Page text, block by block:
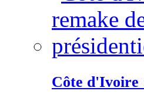
Côte d'Ivoire